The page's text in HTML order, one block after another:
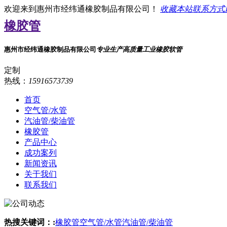
欢迎来到惠州市经纬通橡胶制品有限公司！ 收藏本站联系方式
橡胶管
惠州市经纬通橡胶制品有限公司 专业生产高质量工业橡胶软管
定制
热线： 15916573739
首页
空气管/水管
汽油管/柴油管
橡胶管
产品中心
成功案列
新闻资讯
关于我们
联系我们
热搜关键词：:橡胶管空气管/水管汽油管/柴油管